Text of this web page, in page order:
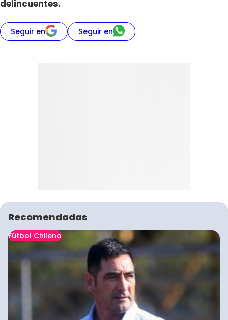
delincuentes.
Seguir en Seguir en
Recomendadas
Fútbol Chileno